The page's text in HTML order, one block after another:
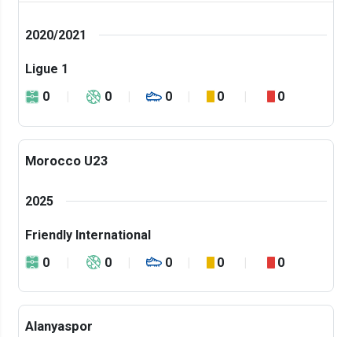
2020/2021
Ligue 1
0
0 0 0 0
Morocco U23
2025
Friendly International
0
0 0 0 0
Alanyaspor